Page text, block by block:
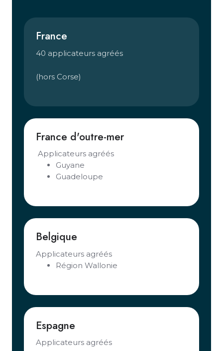
France
40 applicateurs agréés
(hors Corse)
France d'outre-mer
Applicateurs agréés
Guyane
Guadeloupe
Belgique
Applicateurs agréés
Région Wallonie
Espagne
Applicateurs agréés